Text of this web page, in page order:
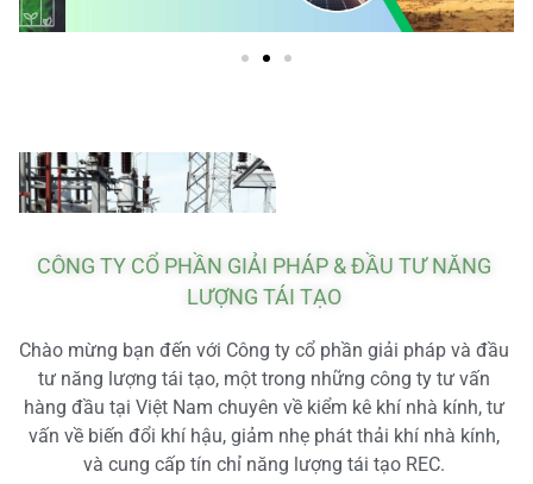
CÔNG TY CỔ PHẦN GIẢI PHÁP & ĐẦU TƯ NĂNG
LƯỢNG TÁI TẠO
Chào mừng bạn đến với Công ty cổ phần giải pháp và đầu
tư năng lượng tái tạo, một trong những công ty tư vấn
hàng đầu tại Việt Nam chuyên về kiểm kê khí nhà kính, tư
vấn về biến đổi khí hậu, giảm nhẹ phát thải khí nhà kính,
và cung cấp tín chỉ năng lượng tái tạo REC.